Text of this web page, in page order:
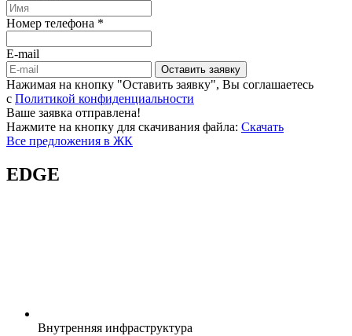
Номер телефона *
E-mail
Оставить заявку
Нажимая на кнопку "Оставить заявку", Вы соглашаетесь
c Политикой конфиденциальности
Ваше заявка отправлена!
Нажмите на кнопку для скачивания файла: Скачать
Все предложения в ЖК
EDGE
Внутренняя инфраструктура